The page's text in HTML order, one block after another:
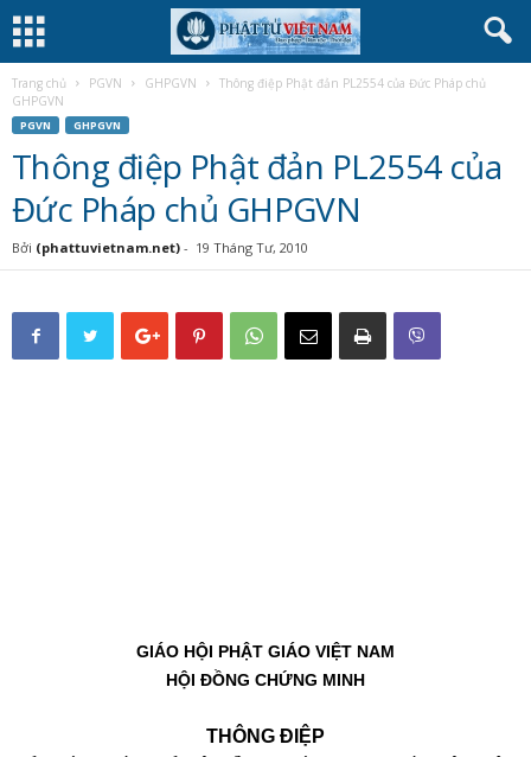
Trang chủ PGVN GHPGVN
Thông điệp Phật đản PL2554 của Đức Pháp chủ
GHPGVN
PGVN GHPGVN
Thông điệp Phật đản PL2554 của
Đức Pháp chủ GHPGVN
Bởi (phattuvietnam.net) - 19 Tháng Tư, 2010
GIÁO HỘI PHẬT GIÁO VIỆT NAM
HỘI ĐỒNG CHỨNG MINH
THÔNG ĐIỆP